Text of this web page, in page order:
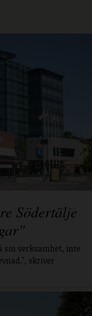
Södertälje
sin verksamhet, inte
skriver